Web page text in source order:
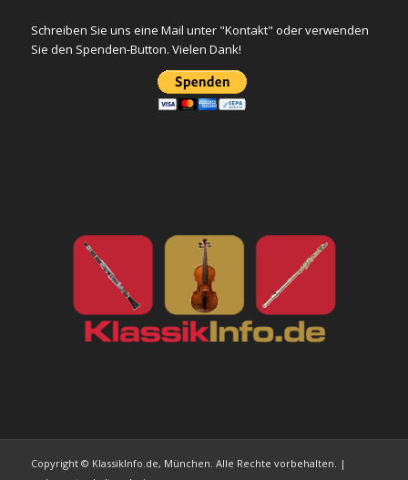
Schreiben Sie uns eine Mail unter "Kontakt" oder verwenden
Sie den Spenden-Button. Vielen Dank!
Copyright © KlassikInfo.de, München. Alle Rechte vorbehalten. |